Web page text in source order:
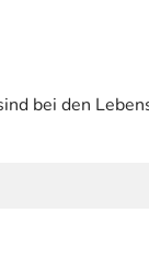
bei den